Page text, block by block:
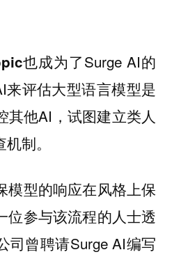
也成为了Surge AI的
来评估大型语言模型是
其他AI，试图建立类人
制。
模型的响应在风格上保
位参与该流程的人士透
司曾聘请Surge AI编写